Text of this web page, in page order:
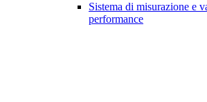
Sistema di misurazione e
performance